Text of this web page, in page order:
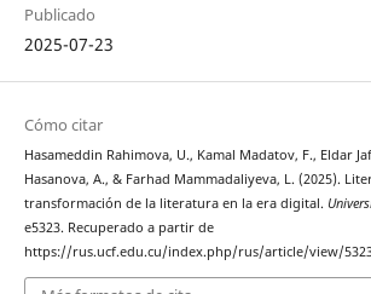
Publicado
2025-07-23
Cómo citar
Hasameddin Rahimova, U., Kamal Madatov, F., Eldar
Hasanova, A., & Farhad Mammadaliyeva, L. (2025).
transformación de la literatura en la era digital.
e5323. Recuperado a partir de
https://rus.ucf.edu.cu/index.php/rus/article/view/